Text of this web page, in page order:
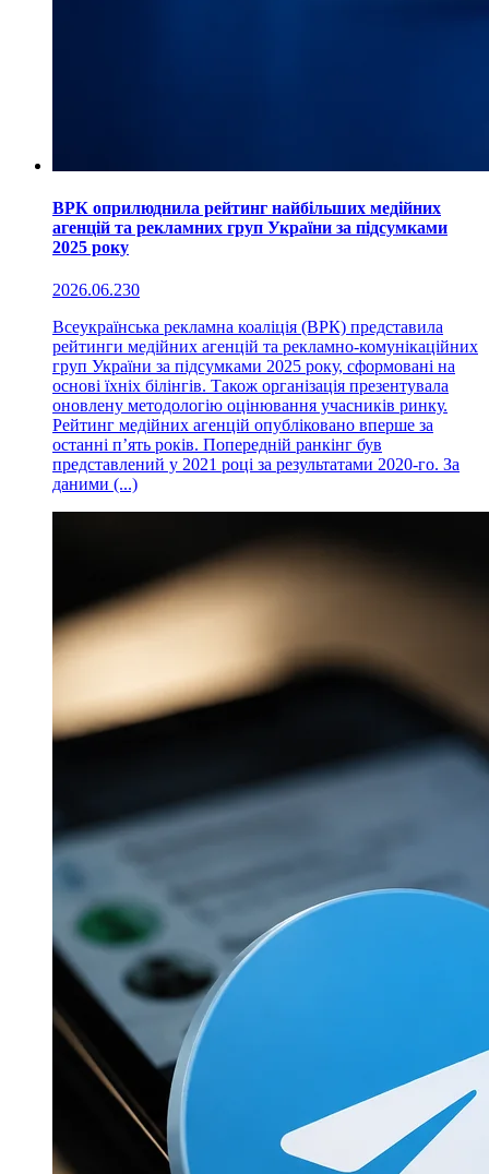
ВРК оприлюднила рейтинг найбільших медійних
агенцій та рекламних груп України за підсумками
2025 року
2026.06.230
Всеукраїнська рекламна коаліція (ВРК) представила
рейтинги медійних агенцій та рекламно-комунікаційних
груп України за підсумками 2025 року, сформовані на
основі їхніх білінгів. Також організація презентувала
оновлену методологію оцінювання учасників ринку.
Рейтинг медійних агенцій опубліковано вперше за
останні п’ять років. Попередній ранкінг був
представлений у 2021 році за результатами 2020-го. За
даними (...)